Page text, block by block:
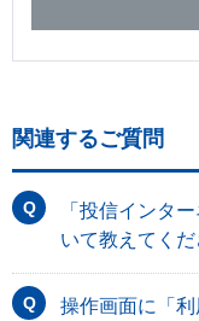
関連するご質問
「投信インタ
いて教えてくだ
操作画面に「